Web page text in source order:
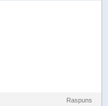
Raspuns